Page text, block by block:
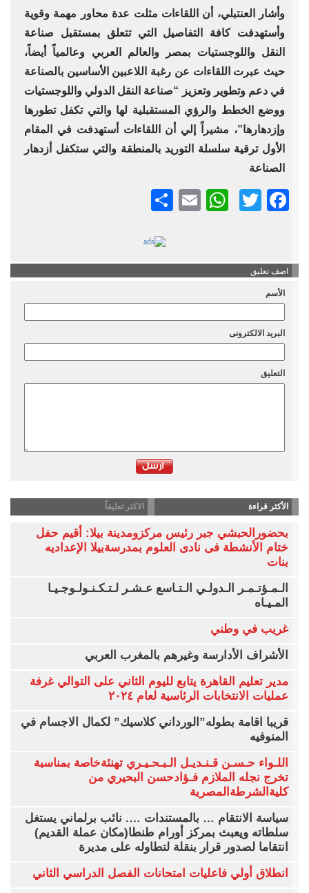
وأشار العنتبلي، أن اللقاءات مثلت عدة محاور مهمة وقوية
وأستهدفت كافة التفاصيل التي تتعلق بمستقبل صناعة
النقل واللوجستيات بمصر والعالم العربي وعالمياً أيضاً،
حيث عبرت اللقاءات عن رغبة اللاعبين الأساسين بالصناعة
في دعم وتطوير وتعزيز “صناعة النقل الدولي واللوجستيات
ووضع الخطط والرؤي المستقبلية لها والتي تكفل تطورها
وإزدهارها”، مشيراً إلي أن اللقاءات أستهدفت في المقام
الأول ترقية سلسلة التوريد بالمنطقة والتي ستكفل أزدهار
الصناعة
Facebook
Twitter
WhatsApp
Email
اضف تعليق
الأسم
البريد الالكترونى
التعليق
الأكثر قراءة الاكثر تعليقاً
بحضورالحبشي جبر رئيس مركزومدينة بيلا: أقيم حفل
ختام الأنشطة فى نادى العلوم بمدرسةبيلا الإعداديه
بنات
الـمـؤتـمـر الـدولـي الـتـاسع عـشـر لـتـكـنـولـوجـيـا
المـيـاه
غريب في وطني
الأشراف الأدارسة وغيرهم بالمغرب العربي
مدير تعليم القاهرة يتابع لليوم الثاني على التوالي غرفة
عمليات الانتخابات الرئاسية لعام ٢٠٢٤
قريبا اقامة بطوله”الورداني كلاسيك” لكمال الاجسام في
المنوفيه
اللـواء حـسـن قـنـديـل الـبـحـيـري تهنئةخاصة بمناسبة
تخرج نجله الملازم فـؤادحسن البحيري من
كليةالشرطةالمصرية
سياسة الانتقام … بالمستندات …. نائب برلماني يستغل
سلطاته ويعبث بمركز أورام طنطا(مكان عملة القديم)
انتقاما لصدور قرار بنقلة لتطاوله على مديرة
انطلاق أولي فاعليات امتحانات الفصل الدراسي الثاني